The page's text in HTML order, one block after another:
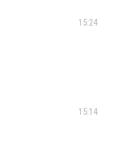
15:24
15:14